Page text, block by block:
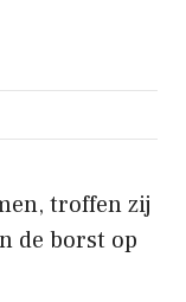
troffen zij
de borst op